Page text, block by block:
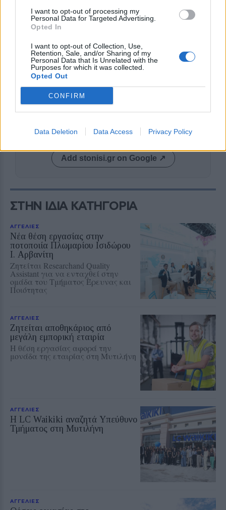
I want to opt-out of processing my
Personal Data for Targeted Advertising.
Opted In
I want to opt-out of Collection, Use,
Retention, Sale, and/or Sharing of my
Personal Data that Is Unrelated with the
Purposes for which it was collected.
Opted Out
CONFIRM
Data Deletion Data Access Privacy Policy
τηλεφωνικά ή με email.
Οι ενδιαφερόμενοι μπορούν να προωθήσουν τα
βιογραφικά τους εδώ:
IRHR.GREECE@Lcwaikiki.com.
Δείτε περισσότερα άρθρα μας στα αποτελέσματα
Add stonisi.gr on Google ↗
ΣΤΗΝ ΙΔΙΑ ΚΑΤΗΓΟΡΙΑ
ΑΓΓΕΛΙΕΣ
Νέα θέση εργασίας στην
ποτοποιία Πλωμαρίου Ισιδώρου
Ι. Αρβανίτη
Ζητείται Researchand Quality
Assistant για να ενταχθεί στην
ομάδα του Τμήματος Έρευνας και
Ποιότητας
ΑΓΓΕΛΙΕΣ
Ζητείται αποθηκάριος από
μεγάλη εμπορική εταιρία
Η θέση εργασίας αφορά την
μονάδα της εταιρίας στη Μυτιλήνη
ΑΓΓΕΛΙΕΣ
Η LC Waikiki αναζητά Υπεύθυνο
Τμήματος στη Μυτιλήνη
ΑΓΓΕΛΙΕΣ